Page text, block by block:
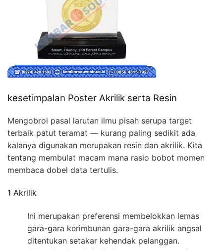
kesetimpalan Poster Akrilik serta Resin
Mengobrol pasal larutan ilmu pisah serupa target
terbaik patut teramat — kurang paling sedikit ada
kalanya digunakan merupakan resin dan akrilik. Kita
tentang membulat macam mana rasio bobot momen
membaca dobel data tertulis.
1 Akrilik
Ini merupakan preferensi membelokkan lemas
gara-gara kerimbunan gara-gara akrilik angsal
ditentukan setakar kehendak pelanggan.